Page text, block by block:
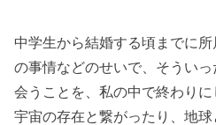
中学生から結婚する頃までに
の事情などのせいで、そうい
会うことを、私の中で終わり
宇宙の存在と繋がったり、地